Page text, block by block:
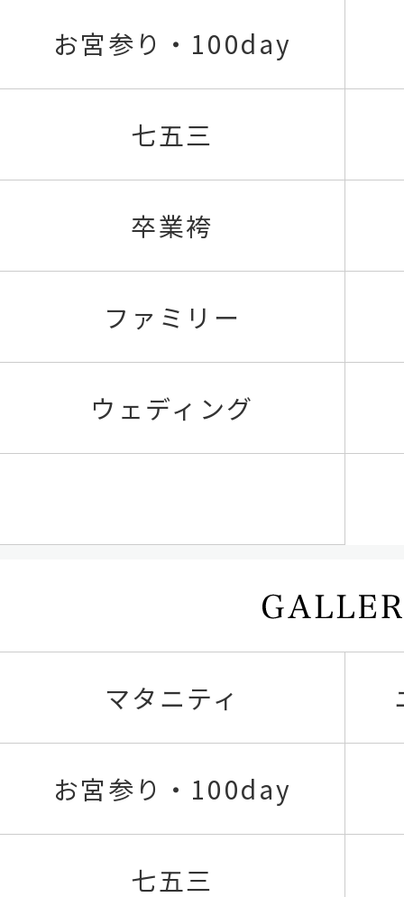
お宮参り・100day
七五三
卒業袴
ファミリー
ウェディング
マタニティ
お宮参り・100day
七五三